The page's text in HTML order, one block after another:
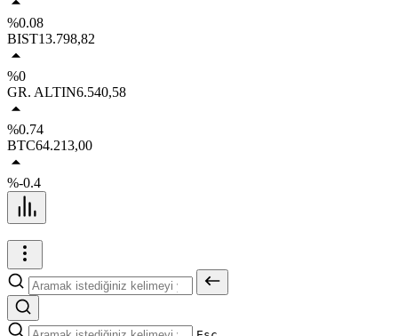
%0.08
BIST13.798,82
%0
GR. ALTIN6.540,58
%0.74
BTC64.213,00
%-0.4